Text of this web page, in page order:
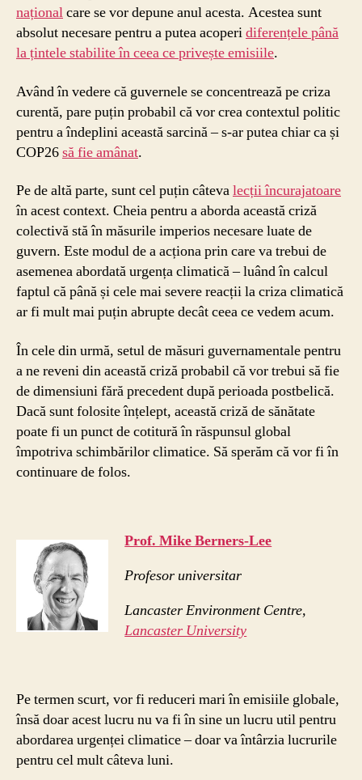
naționalcare se vor depune anul acesta. Acestea sunt
absolut necesare pentru a putea acoperidiferențele până
la țintele stabilite în ceea ce privește emisiile.
Având în vedere că guvernele se concentrează pe criza
curentă, pare puțin probabil că vor crea contextul politic
pentru a îndeplini această sarcină – s-ar putea chiar ca și
COP26să fie amânat.
Pe de altă parte, sunt cel puțin câtevalecții încurajatoare
în acest context. Cheia pentru a aborda această criză
colectivă stă în măsurile imperios necesare luate de
guvern. Este modul de a acționa prin care va trebui de
asemenea abordată urgența climatică – luând în calcul
faptul că până și cele mai severe reacții la criza climatică
ar fi mult mai puțin abrupte decât ceea ce vedem acum.
În cele din urmă, setul de măsuri guvernamentale pentru
a ne reveni din această criză probabil că vor trebui să fie
de dimensiuni fără precedent după perioada postbelică.
Dacă sunt folosite înțelept, această criză de sănătate
poate fi un punct de cotitură în răspunsul global
împotriva schimbărilor climatice. Să sperăm că vor fi în
continuare de folos.
Prof. Mike Berners-Lee
Profesor universitar
Lancaster Environment Centre,
Lancaster University
Pe termen scurt, vor fi reduceri mari în emisiile globale,
însă doar acest lucru nu va fi în sine un lucru util pentru
abordarea urgenței climatice – doar va întârzia lucrurile
pentru cel mult câteva luni.